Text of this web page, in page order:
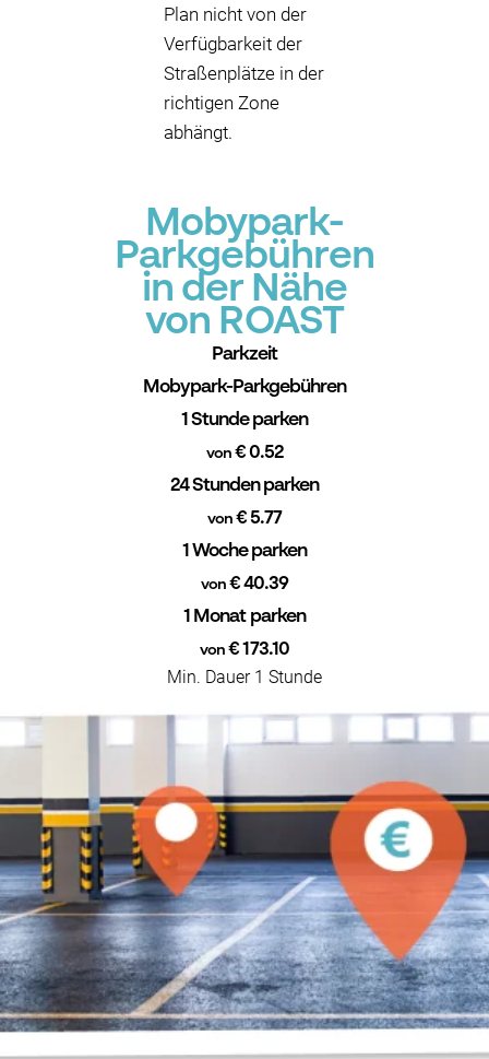
Plan nicht von der
Verfügbarkeit der
Straßenplätze in der
richtigen Zone
abhängt.
Mobypark-
Parkgebühren
in der Nähe
von ROAST
Parkzeit
Mobypark-Parkgebühren
1 Stunde parken
von€ 0.52
24 Stunden parken
von€ 5.77
1 Woche parken
von€ 40.39
1 Monat parken
von € 173.10
Min. Dauer 1 Stunde